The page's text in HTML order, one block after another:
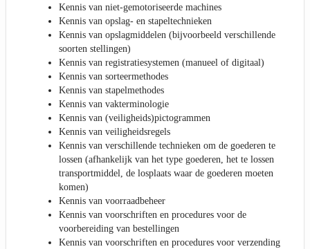
Kennis van niet-gemotoriseerde machines
Kennis van opslag- en stapeltechnieken
Kennis van opslagmiddelen (bijvoorbeeld verschillende
soorten stellingen)
Kennis van registratiesystemen (manueel of digitaal)
Kennis van sorteermethodes
Kennis van stapelmethodes
Kennis van vakterminologie
Kennis van (veiligheids)pictogrammen
Kennis van veiligheidsregels
Kennis van verschillende technieken om de goederen te
lossen (afhankelijk van het type goederen, het te lossen
transportmiddel, de losplaats waar de goederen moeten
komen)
Kennis van voorraadbeheer
Kennis van voorschriften en procedures voor de
voorbereiding van bestellingen
Kennis van voorschriften en procedures voor verzending